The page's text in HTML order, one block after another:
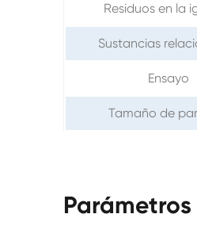
Residuos en la
Sustancias
Ensayo
Tamaño de